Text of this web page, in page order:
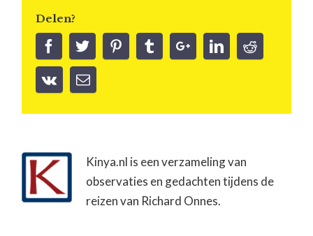
Delen?
Kinya.nl is een verzameling van
observaties en gedachten tijdens de
reizen van Richard Onnes.